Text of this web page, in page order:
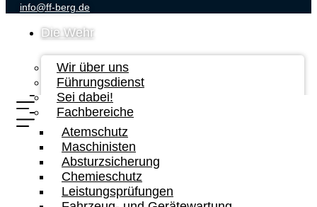
info@ff-berg.de
Die Wehr
Wir über uns
Führungsdienst
Sei dabei!
Fachbereiche
Atemschutz
Maschinisten
Absturzsicherung
Chemieschutz
Leistungsprüfungen